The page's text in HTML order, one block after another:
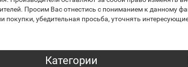
Просим Вас отнестись с пониманием к данному
убедительная просьба, уточнять
Категории